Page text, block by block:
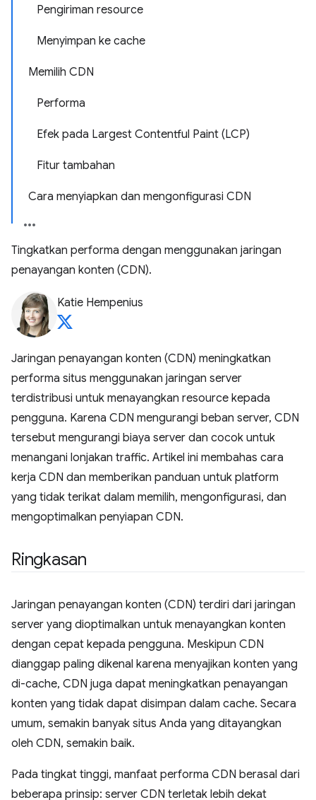
Pengiriman resource
Menyimpan ke cache
Memilih CDN
Performa
Efek pada Largest Contentful Paint (LCP)
Fitur tambahan
Cara menyiapkan dan mengonfigurasi CDN
Tingkatkan performa dengan menggunakan jaringan
penayangan konten (CDN).
Katie Hempenius
Jaringan penayangan konten (CDN) meningkatkan
performa situs menggunakan jaringan server
terdistribusi untuk menayangkan resource kepada
pengguna. Karena CDN mengurangi beban server, CDN
tersebut mengurangi biaya server dan cocok untuk
menangani lonjakan traffic. Artikel ini membahas cara
kerja CDN dan memberikan panduan untuk platform
yang tidak terikat dalam memilih, mengonfigurasi, dan
mengoptimalkan penyiapan CDN.
Ringkasan
Jaringan penayangan konten (CDN) terdiri dari jaringan
server yang dioptimalkan untuk menayangkan konten
dengan cepat kepada pengguna. Meskipun CDN
dianggap paling dikenal karena menyajikan konten yang
di-cache, CDN juga dapat meningkatkan penayangan
konten yang tidak dapat disimpan dalam cache. Secara
umum, semakin banyak situs Anda yang ditayangkan
oleh CDN, semakin baik.
Pada tingkat tinggi, manfaat performa CDN berasal dari
beberapa prinsip: server CDN terletak lebih dekat